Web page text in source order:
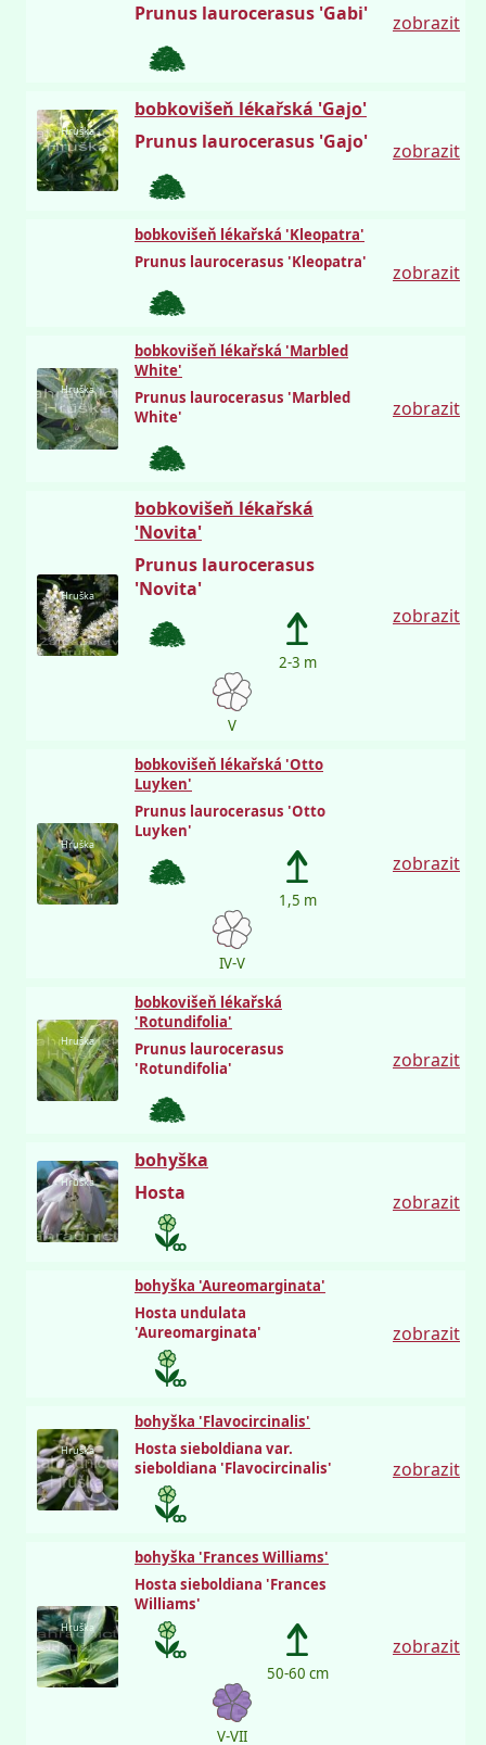
Prunus laurocerasus 'Gabi'
zobrazit
Hruška
bobkovišeň lékařská 'Gajo'
Prunus laurocerasus 'Gajo'
zobrazit
bobkovišeň lékařská 'Kleopatra'
Prunus laurocerasus 'Kleopatra'
zobrazit
Hruška
bobkovišeň lékařská 'Marbled
White'
Prunus laurocerasus 'Marbled
White'
zobrazit
Hruška
bobkovišeň lékařská
'Novita'
Prunus laurocerasus
'Novita'
2-3 m
V
zobrazit
Hruška
bobkovišeň lékařská 'Otto
Luyken'
Prunus laurocerasus 'Otto
Luyken'
1,5 m
IV-V
zobrazit
Hruška
bobkovišeň lékařská
'Rotundifolia'
Prunus laurocerasus
'Rotundifolia'
zobrazit
Hruška
bohyška
Hosta
zobrazit
bohyška 'Aureomarginata'
Hosta undulata
'Aureomarginata'
zobrazit
Hruška
bohyška 'Flavocircinalis'
Hosta sieboldiana var.
sieboldiana 'Flavocircinalis'
zobrazit
Hruška
bohyška 'Frances Williams'
Hosta sieboldiana 'Frances
Williams'
50-60 cm
V-VII
zobrazit